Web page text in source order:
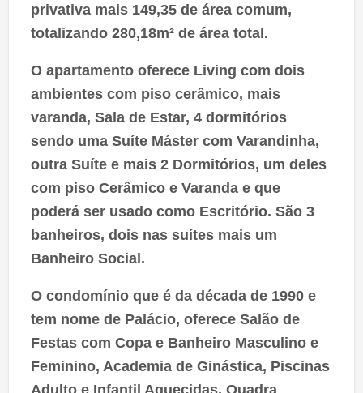
privativa mais 149,35 de área comum,
totalizando 280,18m² de área total.
O apartamento oferece Living com dois
ambientes com piso cerâmico, mais
varanda, Sala de Estar, 4 dormitórios
sendo uma Suíte Máster com Varandinha,
outra Suíte e mais 2 Dormitórios, um deles
com piso Cerâmico e Varanda e que
poderá ser usado como Escritório. São 3
banheiros, dois nas suítes mais um
Banheiro Social.
O condomínio que é da década de 1990 e
tem nome de Palácio, oferece Salão de
Festas com Copa e Banheiro Masculino e
Feminino, Academia de Ginástica, Piscinas
Adulto e Infantil Aquecidas, Quadra